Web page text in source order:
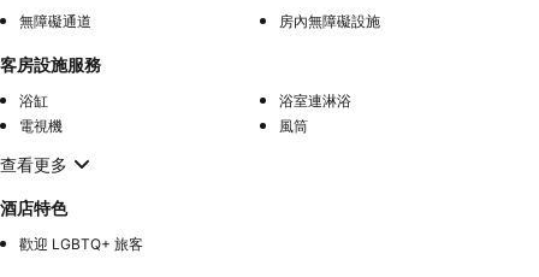
無障礙通道 房內無障礙設施
客房設施服務
浴缸
浴室連淋浴
電視機
風筒
查看更多
酒店特色
歡迎 LGBTQ+ 旅客